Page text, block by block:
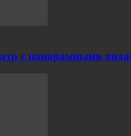
с панорамными